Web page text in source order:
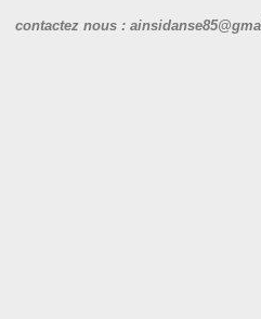
contactez nous :